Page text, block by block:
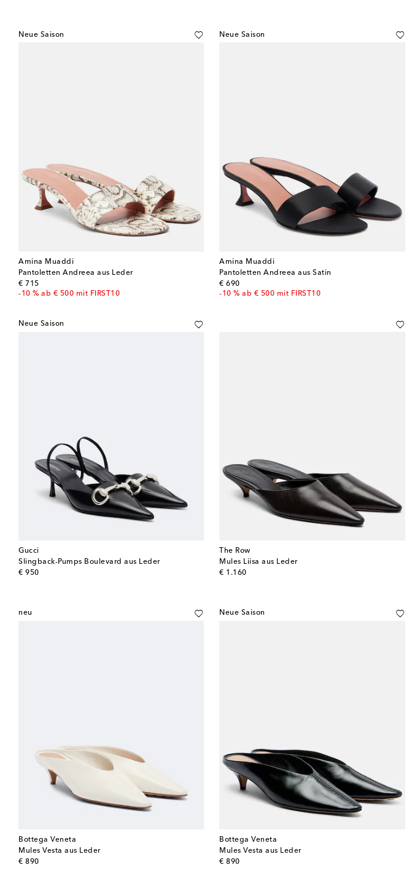
Neue Saison
Amina Muaddi
Pantoletten Andreea aus Leder
€ 715
original price
-10 % ab € 500 mit FIRST10
Neue Saison
Amina Muaddi
Pantoletten Andreea aus Satin
€ 690
original price
-10 % ab € 500 mit FIRST10
Neue Saison
Gucci
Slingback-Pumps Boulevard aus Leder
€ 950
original price
The Row
Mules Liisa aus Leder
€ 1.160
original price
neu
Bottega Veneta
Mules Vesta aus Leder
€ 890
original price
Neue Saison
Bottega Veneta
Mules Vesta aus Leder
€ 890
original price